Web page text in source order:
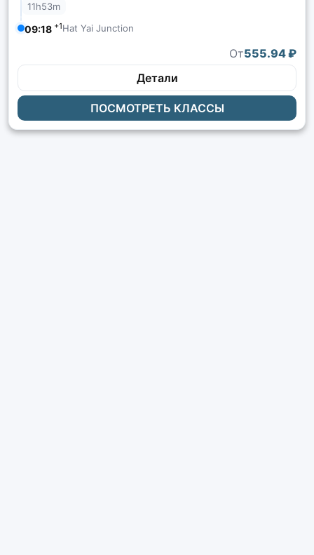
11h53m
09:18 +1Hat Yai Junction
От555.94 ₽
Детали
ПОСМОТРЕТЬ КЛАССЫ